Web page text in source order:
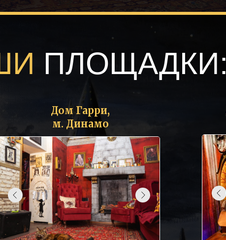
ПЛОЩАДКИ:
Дом Гарри,
м. Динамо